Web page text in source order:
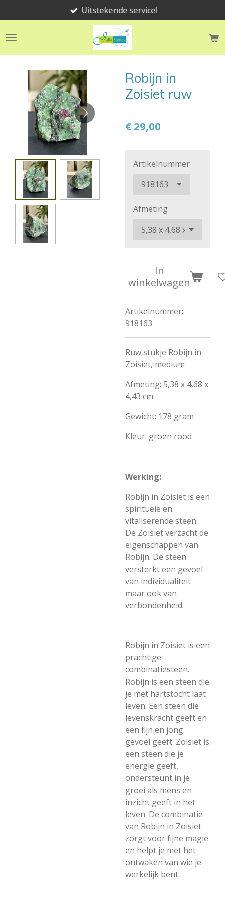
direct
naar
Uitstekende service!
Robijn in
Zoisiet ruw
€ 29,00
Artikelnummer
Afmeting
In
winkelwagen
Artikelnummer:
918163
Ruw stukje Robijn in
Zoisiet, medium
Afmeting: 5,38 x 4,68 x
4,43 cm
Gewicht: 178 gram
Kleur: groen rood
Werking:
Robijn in Zoisiet is een
spirituele en
vitaliserende steen.
De Zoisiet verzacht de
eigenschappen van
Robijn. De steen
versterkt een gevoel
van individualiteit
maar ook van
verbondenheid.
Robijn in Zoisiet is een
prachtige
combinatiesteen.
Robijn is een steen die
je met hartstocht laat
leven. Een steen die
levenskracht geeft en
een fijn en jong
gevoel geeft. Zoisiet is
een steen die je
energie geeft,
ondersteunt in je
groei als mens en
inzicht geeft in het
leven. De combinatie
van Robijn in Zoisiet
zorgt voor fijne magie
en helpt je met het
ontwaken van wie je
werkelijk bent.